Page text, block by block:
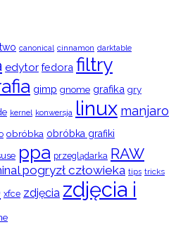
canonical cinnamon darktable
edytor fedora filtry
gimp gnome grafika gry
kernel konwersja linux manjaro
obróbka obróbka grafiki
ppa przeglądarka RAW
pogryzł człowieka tips tricks
xfce zdjęcia zdjęcia i